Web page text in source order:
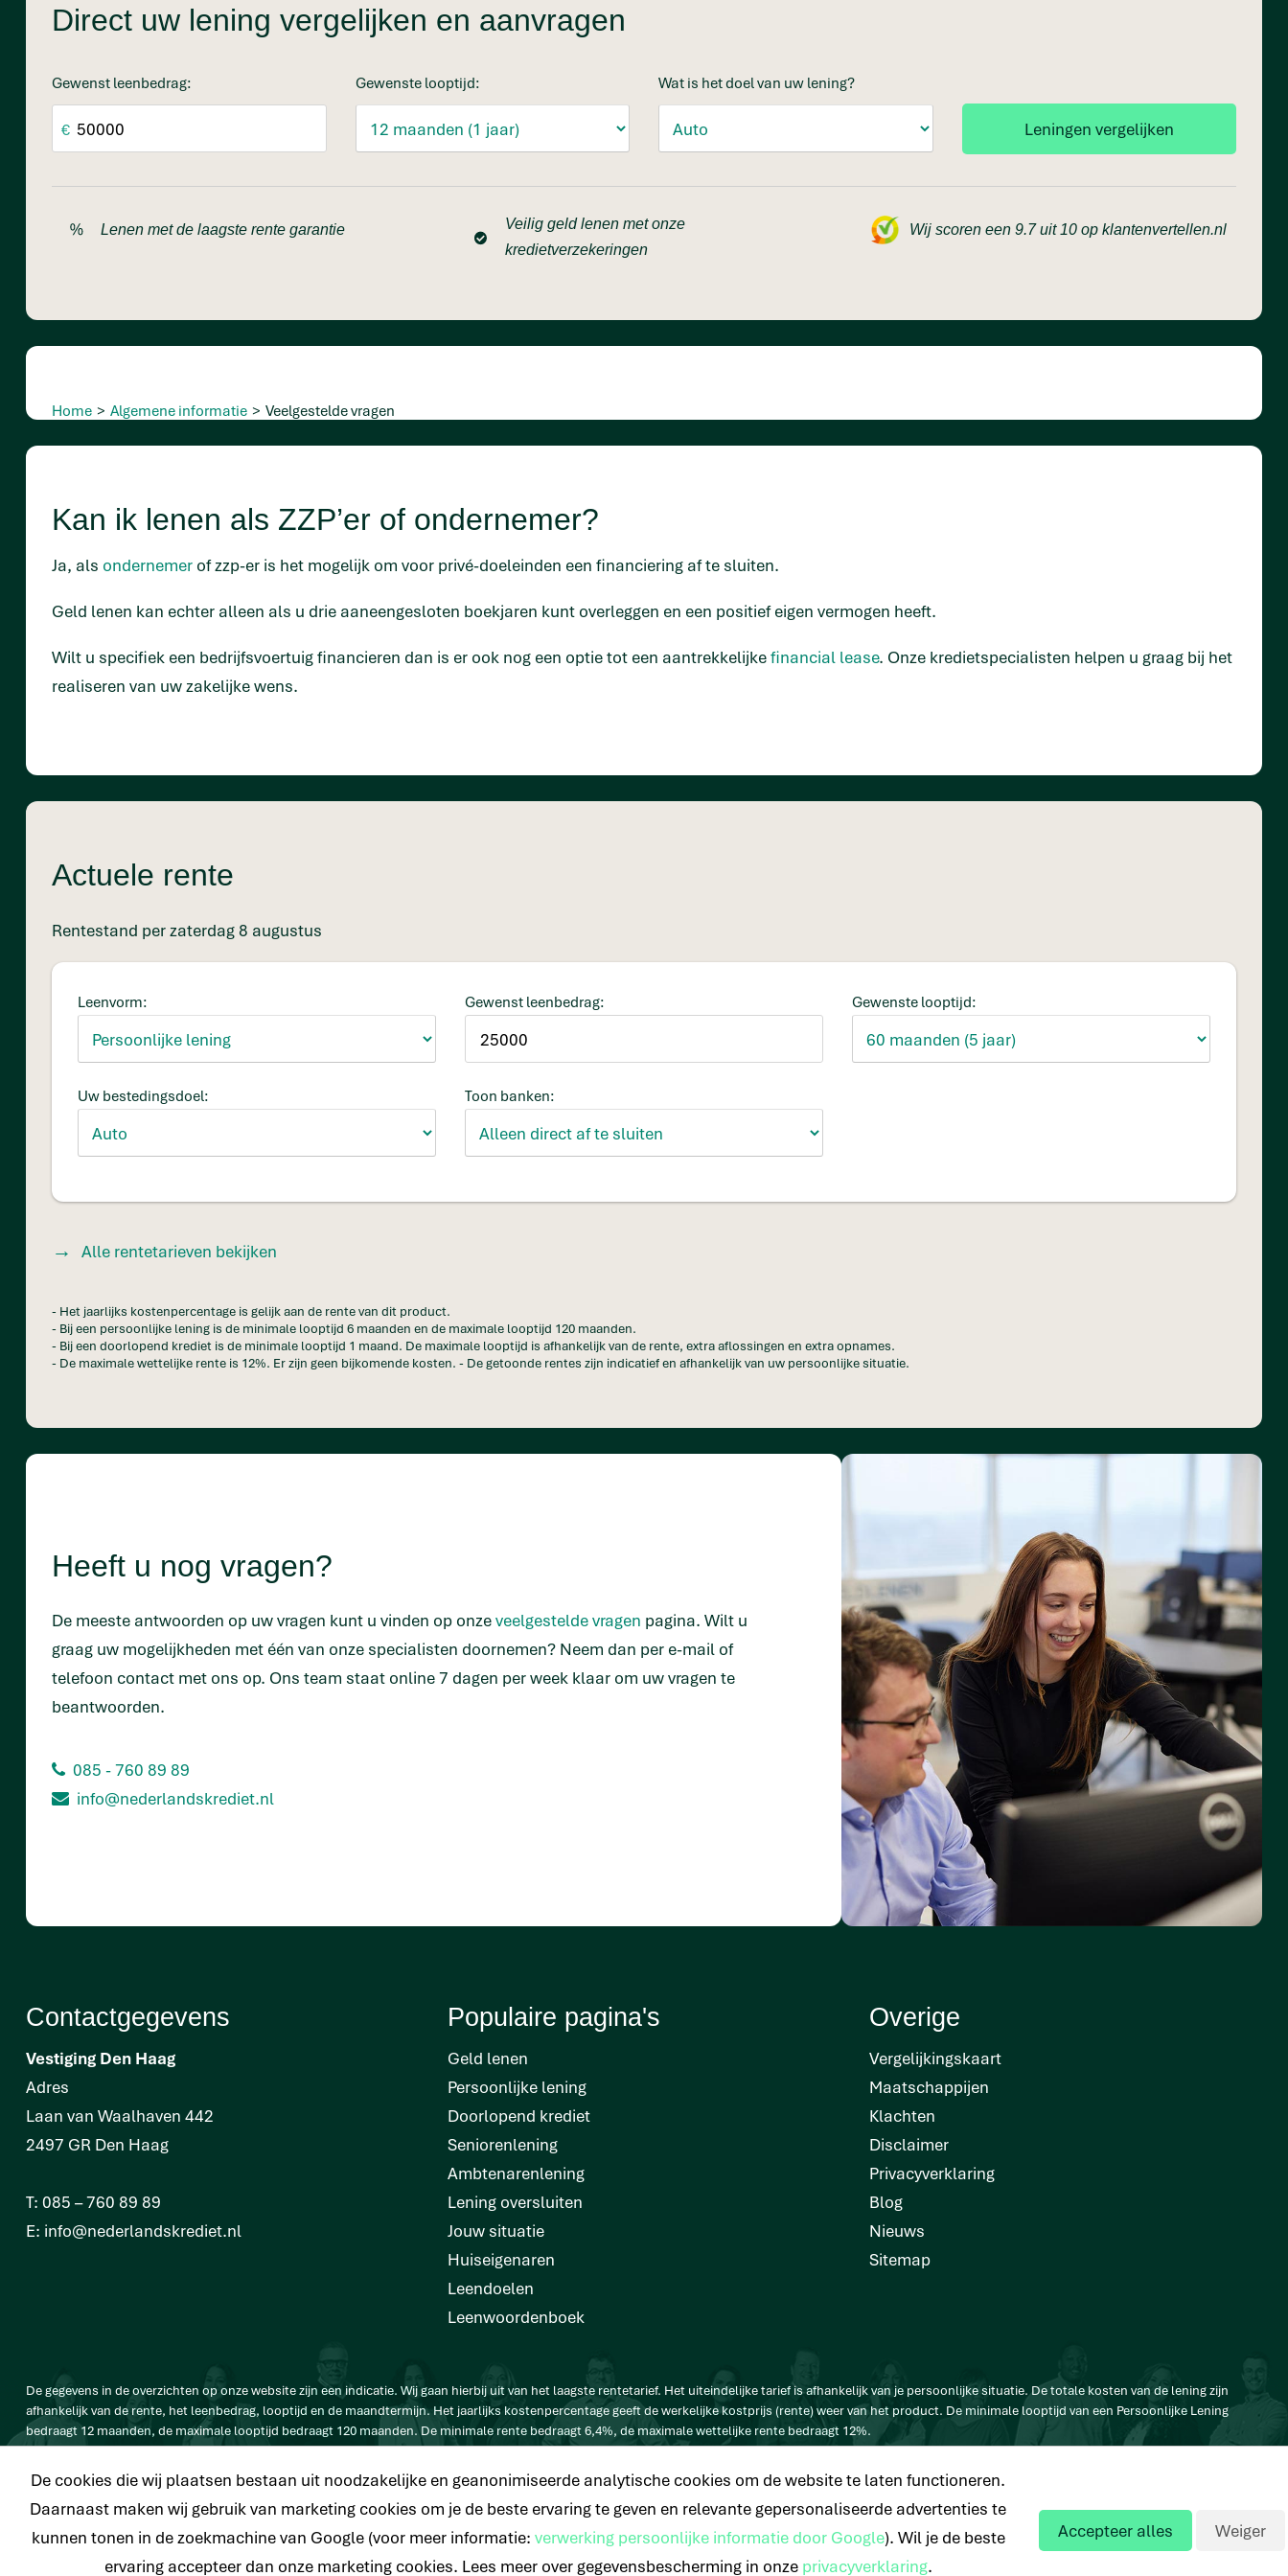
Direct uw lening vergelijken en aanvragen
Gewenst leenbedrag:
€
Gewenste looptijd: Wat is het doel van uw lening?
Lenen met de laagste rente garantie
Veilig geld lenen met onze
kredietverzekeringen
Wij scoren een 9.7 uit 10 op klantenvertellen.nl
Home > Algemene informatie > Veelgestelde vragen
Kan ik lenen als ZZP’er of ondernemer?
Ja, als ondernemer of zzp-er is het mogelijk om voor privé-doeleinden een financiering af te sluiten.
Geld lenen kan echter alleen als u drie aaneengesloten boekjaren kunt overleggen en een positief eigen vermogen heeft.
Wilt u specifiek een bedrijfsvoertuig financieren dan is er ook nog een optie tot een aantrekkelijkefinancial lease. Onze kredietspecialisten helpen u graag bij het
realiseren van uw zakelijke wens.
Actuele rente
Rentestand per zaterdag 8 augustus
Leenvorm: Gewenst leenbedrag: Gewenste looptijd:
Uw bestedingsdoel: Toon banken:
Alle rentetarieven bekijken
- Het jaarlijks kostenpercentage is gelijk aan de rente van dit product.
- Bij een persoonlijke lening is de minimale looptijd 6 maanden en de maximale looptijd 120 maanden.
- Bij een doorlopend krediet is de minimale looptijd 1 maand. De maximale looptijd is afhankelijk van de rente, extra aflossingen en extra opnames.
- De maximale wettelijke rente is 12%. Er zijn geen bijkomende kosten. - De getoonde rentes zijn indicatief en afhankelijk van uw persoonlijke situatie.
Heeft u nog vragen?
De meeste antwoorden op uw vragen kunt u vinden op onzeveelgestelde vragen pagina. Wilt u
graag uw mogelijkheden met één van onze specialisten doornemen? Neem dan per e-mail of
telefoon contact met ons op. Ons team staat online 7 dagen per week klaar om uw vragen te
beantwoorden.
085 - 760 89 89
info@nederlandskrediet.nl
Contactgegevens
Vestiging Den Haag
Adres
Laan van Waalhaven 442
2497 GR Den Haag
T: 085 – 760 89 89
E: info@nederlandskrediet.nl
Populaire pagina's
Geld lenen
Persoonlijke lening
Doorlopend krediet
Seniorenlening
Ambtenarenlening
Lening oversluiten
Jouw situatie
Huiseigenaren
Leendoelen
Leenwoordenboek
Overige
Vergelijkingskaart
Maatschappijen
Klachten
Disclaimer
Privacyverklaring
Blog
Nieuws
Sitemap
De gegevens in de overzichten op onze website zijn een indicatie. Wij gaan hierbij uit van het laagste rentetarief. Het uiteindelijke tarief is afhankelijk van je persoonlijke situatie. De totale kosten van de lening zijn
afhankelijk van de rente, het leenbedrag, looptijd en de maandtermijn. Het jaarlijks kostenpercentage geeft de werkelijke kostprijs (rente) weer van het product. De minimale looptijd van een Persoonlijke Lening
bedraagt 12 maanden, de maximale looptijd bedraagt 120 maanden. De minimale rente bedraagt 6,4%, de maximale wettelijke rente bedraagt 12%.
vb. De totale prijs van een Persoonlijke lening van € 25.000 bedraagt € 33.638 op basis van een looptijd van 120 maanden met een maandtermijn van € 280,32 en een rentetarief van 6,4%.
© 2026 Nederlands Krediet Collectief
De cookies die wij plaatsen bestaan uit noodzakelijke en geanonimiseerde analytische cookies om de website te laten functioneren.
Daarnaast maken wij gebruik van marketing cookies om je de beste ervaring te geven en relevante gepersonaliseerde advertenties te
kunnen tonen in de zoekmachine van Google (voor meer informatie: verwerking persoonlijke informatie door Google). Wil je de beste
ervaring accepteer dan onze marketing cookies. Lees meer over gegevensbescherming in onze privacyverklaring.
Accepteer alles Weiger